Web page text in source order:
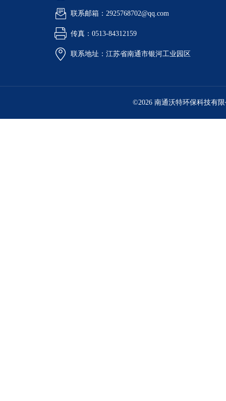
联系邮箱：2925768702@qq.com
传真：0513-84312159
联系地址：江苏省南通市银河工业园区
©2026 南通沃特环保科技有